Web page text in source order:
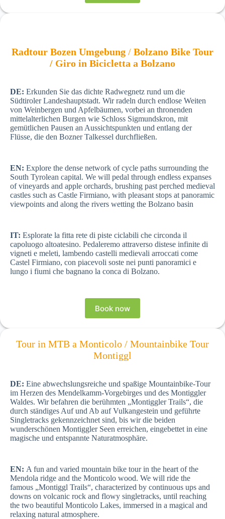
Radtour Bozen Umgebung / Bolzano Bike Tour
/ Giro in Bicicletta a Bolzano
DE: Erkunden Sie das dichte Radwegnetz rund um die
Südtiroler Landeshauptstadt. Wir radeln durch endlose Weiten
von Weinbergen und Apfelbäumen, vorbei an thronenden
mittelalterlichen Burgen wie Schloss Sigmundskron, mit
gemütlichen Pausen an Aussichtspunkten und entlang der
Flüsse, die den Bozner Talkessel durchfließen.
EN: Explore the dense network of cycle paths surrounding the
South Tyrolean capital. We will pedal through endless expanses
of vineyards and apple orchards, brushing past perched medieval
castles such as Castle Firmiano, with pleasant stops at panoramic
viewpoints and along the rivers wetting the Bolzano basin
IT: Esplorate la fitta rete di piste ciclabili che circonda il
capoluogo altoatesino. Pedaleremo attraverso distese infinite di
vigneti e meleti, lambendo castelli medievali arroccati come
Castel Firmiano, con piacevoli soste nei punti panoramici e
lungo i fiumi che bagnano la conca di Bolzano.
Book now
Tour in MTB a Monticolo / Mountainbike Tour
Montiggl
DE: Eine abwechslungsreiche und spaßige Mountainbike-Tour
im Herzen des Mendelkamm-Vorgebirges und des Montiggler
Waldes. Wir befahren die berühmten „Montiggler Trails“, die
durch ständiges Auf und Ab auf Vulkangestein und geführte
Singletracks gekennzeichnet sind, bis wir die beiden
wunderschönen Montiggler Seen erreichen, eingebettet in eine
magische und entspannte Naturatmosphäre.
EN: A fun and varied mountain bike tour in the heart of the
Mendola ridge and the Monticolo wood. We will ride the
famous „Montiggl Trails“, characterized by continuous ups and
downs on volcanic rock and flowy singletracks, until reaching
the two beautiful Monticolo Lakes, immersed in a magical and
relaxing natural atmosphere.